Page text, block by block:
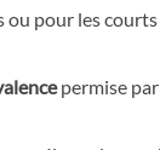
ou pour les
permise